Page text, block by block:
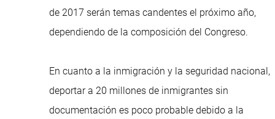
de 2017 serán temas candentes el próximo año,
dependiendo de la composición del Congreso.
En cuanto a la inmigración y la seguridad nacional,
deportar a 20 millones de inmigrantes sin
documentación es poco probable debido a la